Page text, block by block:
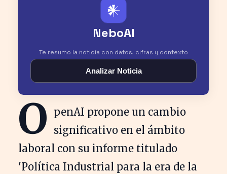
𒀭
NeboAI
Te resumo la noticia con datos, cifras y contexto
Analizar Noticia
O penAI propone un cambio
significativo en el ámbito
laboral con su informe titulado
'Política Industrial para la era de la